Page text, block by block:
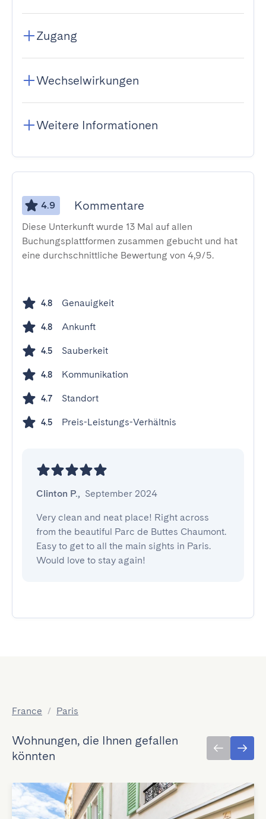
Zugang
Wechselwirkungen
Weitere Informationen
4.9 Kommentare
Diese Unterkunft wurde 13 Mal auf allen
Buchungsplattformen zusammen gebucht und hat
eine durchschnittliche Bewertung von 4,9/5.
4.8 Genauigkeit
4.8 Ankunft
4.5 Sauberkeit
4.8 Kommunikation
4.7 Standort
4.5 Preis-Leistungs-Verhältnis
Clinton P., September 2024
Very clean and neat place! Right across
from the beautiful Parc de Buttes Chaumont.
Easy to get to all the main sights in Paris.
Would love to stay again!
France / Paris
Wohnungen, die Ihnen gefallen
könnten